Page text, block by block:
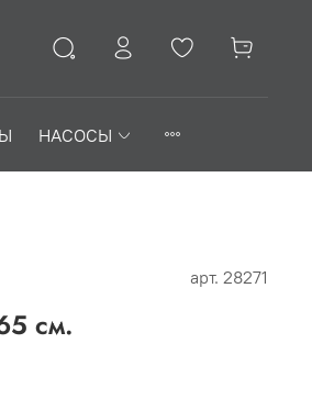
НАСОСЫ
арт. 28271
см.